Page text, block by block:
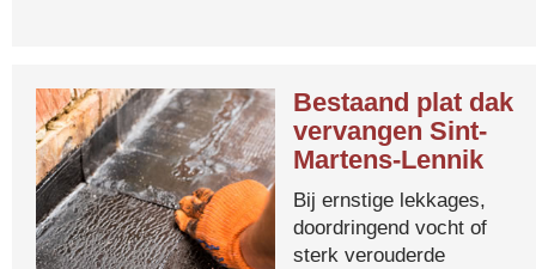
Bestaand plat dak
vervangen Sint-
Martens-Lennik
Bij ernstige lekkages,
doordringend vocht of
sterk verouderde